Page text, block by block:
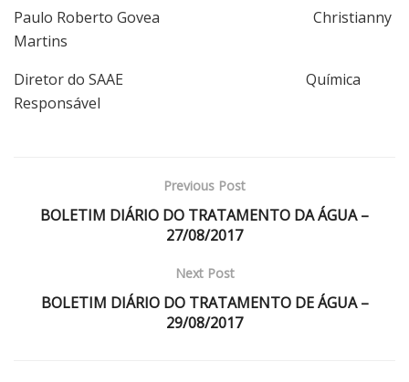
Paulo Roberto Govea Christianny
Martins
Diretor do SAAE Química
Responsável
Previous Post
BOLETIM DIÁRIO DO TRATAMENTO DA ÁGUA –
27/08/2017
Next Post
BOLETIM DIÁRIO DO TRATAMENTO DE ÁGUA –
29/08/2017